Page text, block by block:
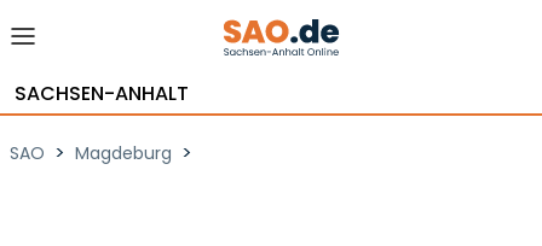
SACHSEN-ANHALT
SAO > Magdeburg >